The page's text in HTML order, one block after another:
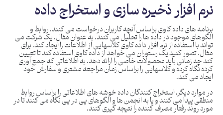
نرم افزار ذخیره سازی و استخراج داده
برنامه های داده کاوی براساس آنچه کاربران درخواست می کنند، روابط و
الگوهای موجود در داده ها را تحلیل می کنند. به عنوان مثال، یک شرکت می
تواند با استفاده از نرم افزار داده کاوی کلاسهایی از اطلاعات را ایجاد کند. برای
مثال، تصور کنید یک رستوران می خواهد از داده کاوی استفاده کند تا تعیین
کند چه زمانی باید محصولات خاصی را ارائه دهد. به اطلاعاتی که جمع آوری
کرده نگاه کرده و کلاسهایی را براساس زمان مراجعه مشتری و سفارش خود
ایجاد می کند.
در موارد دیگر، استخراج کنندگان داده خوشه های اطلاعاتی را براساس روابط
منطقی پیدا می کنند و یا به انجمن ها و الگوهای پی در پی نگاه می کنند تا در
مورد روند رفتار مصرف کننده را نتیجه گیری کنند.